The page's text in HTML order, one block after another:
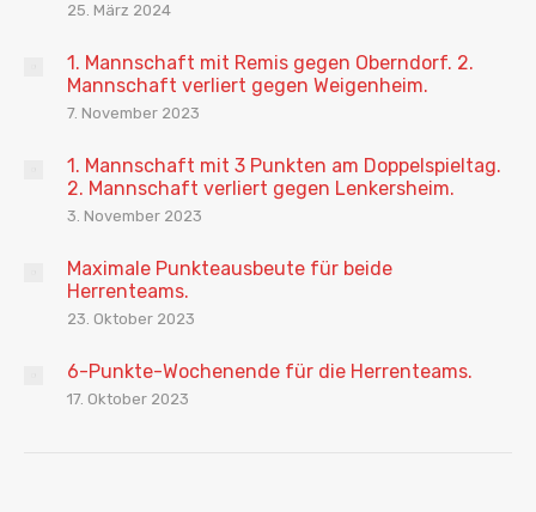
25. März 2024
1. Mannschaft mit Remis gegen Oberndorf. 2.
Mannschaft verliert gegen Weigenheim.
7. November 2023
1. Mannschaft mit 3 Punkten am Doppelspieltag.
2. Mannschaft verliert gegen Lenkersheim.
3. November 2023
Maximale Punkteausbeute für beide
Herrenteams.
23. Oktober 2023
6-Punkte-Wochenende für die Herrenteams.
17. Oktober 2023